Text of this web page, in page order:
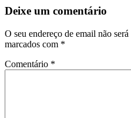
Deixe um comentário
O seu endereço de email não
marcados com *
Comentário *